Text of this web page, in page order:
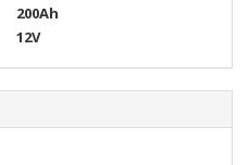
200Ah
12V